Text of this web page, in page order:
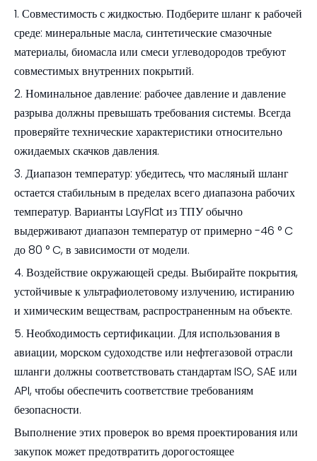
1. Совместимость с жидкостью. Подберите шланг к рабочей
среде: минеральные масла, синтетические смазочные
материалы, биомасла или смеси углеводородов требуют
совместимых внутренних покрытий.
2. Номинальное давление: рабочее давление и давление
разрыва должны превышать требования системы. Всегда
проверяйте технические характеристики относительно
ожидаемых скачков давления.
3. Диапазон температур: убедитесь, что масляный шланг
остается стабильным в пределах всего диапазона рабочих
температур. Варианты LayFlat из ТПУ обычно
выдерживают диапазон температур от примерно -46 ° C
до 80 ° C, в зависимости от модели.
4. Воздействие окружающей среды. Выбирайте покрытия,
устойчивые к ультрафиолетовому излучению, истиранию
и химическим веществам, распространенным на объекте.
5. Необходимость сертификации. Для использования в
авиации, морском судоходстве или нефтегазовой отрасли
шланги должны соответствовать стандартам ISO, SAE или
API, чтобы обеспечить соответствие требованиям
безопасности.
Выполнение этих проверок во время проектирования или
закупок может предотвратить дорогостоящее